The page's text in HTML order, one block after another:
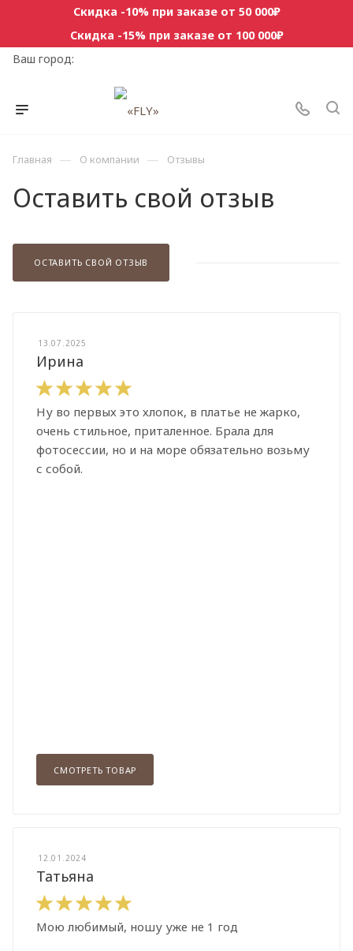
Скидка -10% при заказе от 50 000₽
Скидка -15% при заказе от 100 000₽
Ваш город:
Главная — О компании — Отзывы
Оставить свой отзыв
ОСТАВИТЬ СВОЙ ОТЗЫВ
13.07.2025
Ирина
Ну во первых это хлопок, в платье не жарко,
очень стильное, приталенное. Брала для
фотосессии, но и на море обязательно возьму
с собой.
СМОТРЕТЬ ТОВАР
12.01.2024
Татьяна
Мою любимый, ношу уже не 1 год